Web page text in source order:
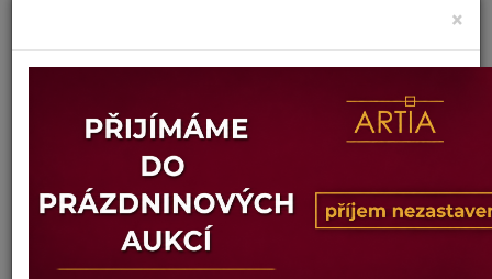
Autor:Jules Henri Venon
Dosažená cena:neprodáno
Vyvolávací cena: 2 000 Kč
Konec dražby:15.07.2026 20:05 SELČ
×